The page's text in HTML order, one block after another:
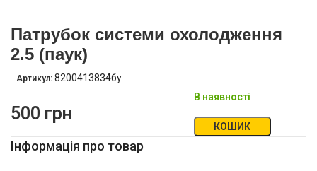
Патрубок системи охолодження
2.5 (паук)
Артикул: 8200413834бу
500 грн
В наявності
КОШИК
Інформація про товар